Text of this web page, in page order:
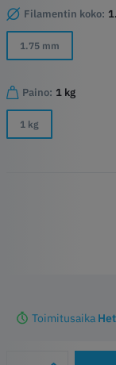
Filamentin koko:
1.75 mm
Paino: 1 kg
1 kg
Toimitusaika